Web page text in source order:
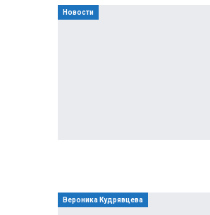
Новости
Вероника Кудрявцева